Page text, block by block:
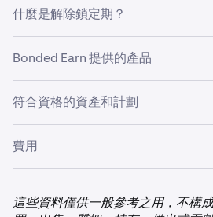
有鎖定期的質押：任何有鎖定期質
有鎖定期的選擇參與獎勵：鎖定期
待時間。當您的資產透過有鎖定期
Kraken）帳戶。
什麼是解除鎖定期？
解除鎖定期是指您解除資產分配後
前的等待時間。
在解除鎖定期內，它們將無法供交
解除鎖定期由底層協議決定，即使
Bonded Earn 提供的產品
有鎖定期的質押
Bonded Earn 在質押某些資產（例
供鏈上鎖定期條款。質押獎勵通常
目的。等待時間（稱為解除鎖定期
符合資格的資產和計劃
綁定型質押
費用
請參閱Kraken 鏈上質押概覽，以
這些資料僅供一般參考之用，不構